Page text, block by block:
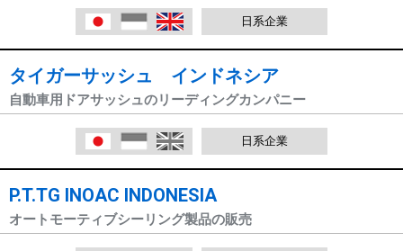
日本語 Indonesia 日系企業
タイガーサッシュ インドネシア
自動車用ドアサッシュのリーディングカンパニー
日本語 Indonesia 日系企業
P.T.TG INOAC INDONESIA
オートモーティブシーリング製品の販売